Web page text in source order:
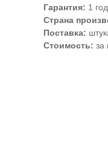
Гарантия: 1 год
Страна
Поставка:
Стоимость: за